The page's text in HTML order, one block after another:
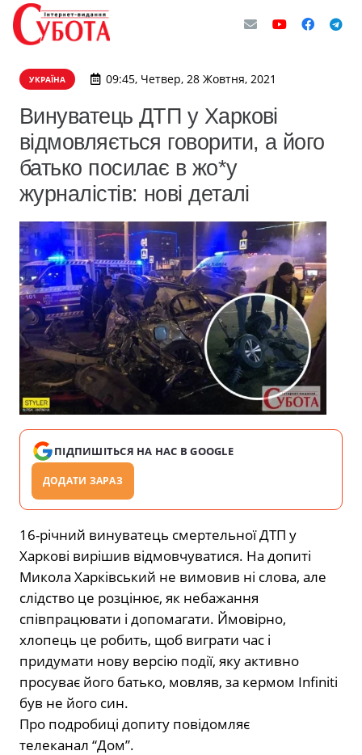
УКРАЇНА 09:45, Четвер, 28 Жовтня, 2021
Винуватець ДТП у Харкові
відмовляється говорити, а його
батько посилає в жо*у
журналістів: нові деталі
ПІДПИШІТЬСЯ НА НАС В GOOGLE
ДОДАТИ ЗАРАЗ
16-річний винуватець смертельної ДТП у
Харкові вирішив відмовчуватися. На допиті
Микола Харківський не вимовив ні слова, але
слідство це розцінює, як небажання
співпрацювати і допомагати. Ймовірно,
хлопець це робить, щоб виграти час і
придумати нову версію події, яку активно
просуває його батько, мовляв, за кермом Infiniti
був не його син.
Про подробиці допиту повідомляє
телеканал “Дом”.